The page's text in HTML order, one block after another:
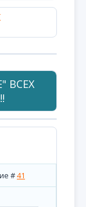
ВСЕХ
#41